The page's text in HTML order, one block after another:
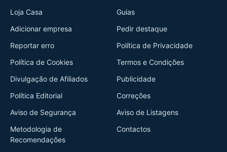
Loja Casa
Guias
Adicionar empresa
Pedir destaque
Reportar erro
Política de Privacidade
Política de Cookies
Termos e Condições
Divulgação de Afiliados
Publicidade
Política Editorial
Correções
Aviso de Segurança
Aviso de Listagens
Metodologia de
Recomendações
Contactos